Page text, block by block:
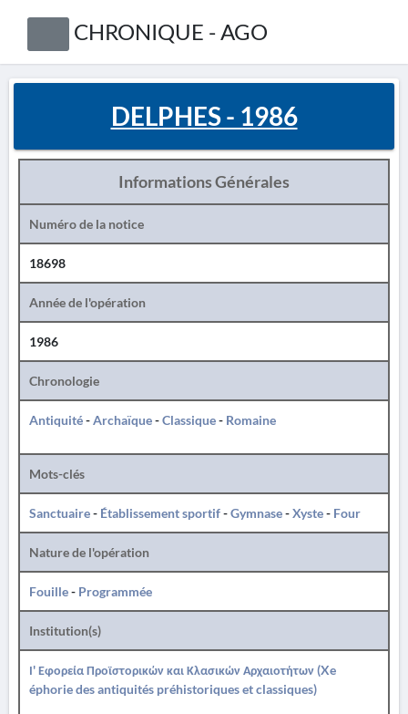
CHRONIQUE - AGO
DELPHES - 1986
Informations Générales
Numéro de la notice
18698
Année de l'opération
1986
Chronologie
Antiquité-Archaïque-Classique- Romaine
Mots-clés
Sanctuaire- Établissement sportif-Gymnase-Xyste- Four
Nature de l'opération
Fouille- Programmée
Institution(s)
Ι' Εφορεία Προϊστορικών και Κλασικών Αρχαιοτήτων (Xe
éphorie des antiquités préhistoriques et classiques)